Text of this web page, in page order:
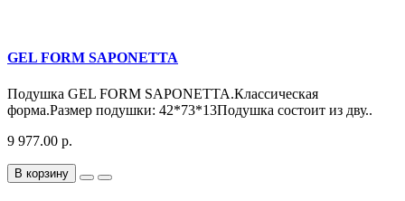
GEL FORM SAPONETTA
Подушка GEL FORM SAPONETTA.Классическая
форма.Размер подушки: 42*73*13Подушка состоит из дву..
9 977.00 р.
В корзину